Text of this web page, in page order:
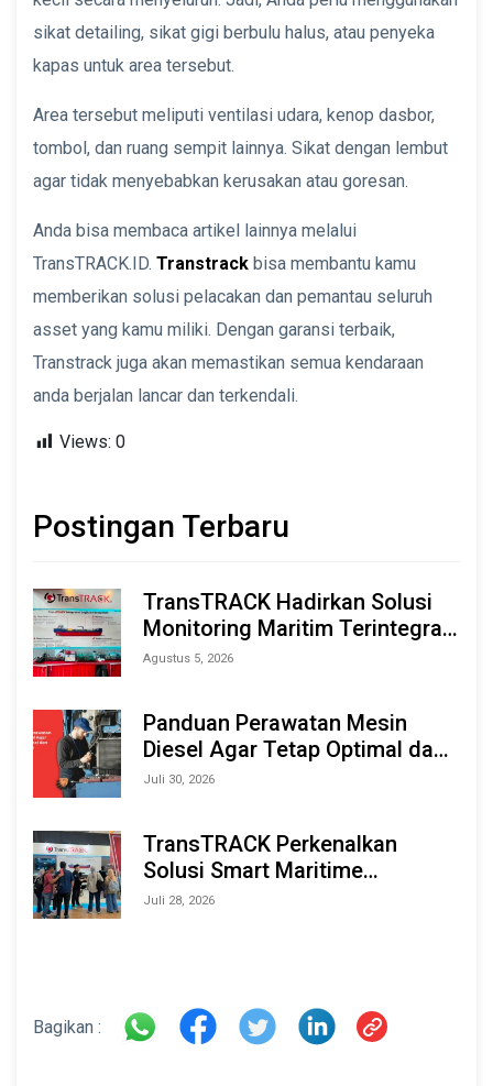
sikat detailing, sikat gigi berbulu halus, atau penyeka
kapas untuk area tersebut.
Area tersebut meliputi ventilasi udara, kenop dasbor,
tombol, dan ruang sempit lainnya. Sikat dengan lembut
agar tidak menyebabkan kerusakan atau goresan.
Anda bisa membaca artikel lainnya melalui
TransTRACK.ID. Transtrack bisa membantu kamu
memberikan solusi pelacakan dan pemantau seluruh
asset yang kamu miliki. Dengan garansi terbaik,
Transtrack juga akan memastikan semua kendaraan
anda berjalan lancar dan terkendali.
Views: 0
Postingan Terbaru
TransTRACK Hadirkan Solusi
Monitoring Maritim Terintegrasi
Berbasis AI & IoT di Indonesia
Agustus 5, 2026
Panduan Perawatan Mesin
Diesel Agar Tetap Optimal dan
Tahan Lama
Juli 30, 2026
TransTRACK Perkenalkan
Solusi Smart Maritime
Monitoring Berbasis AI dan IoT
Juli 28, 2026
Bagikan :